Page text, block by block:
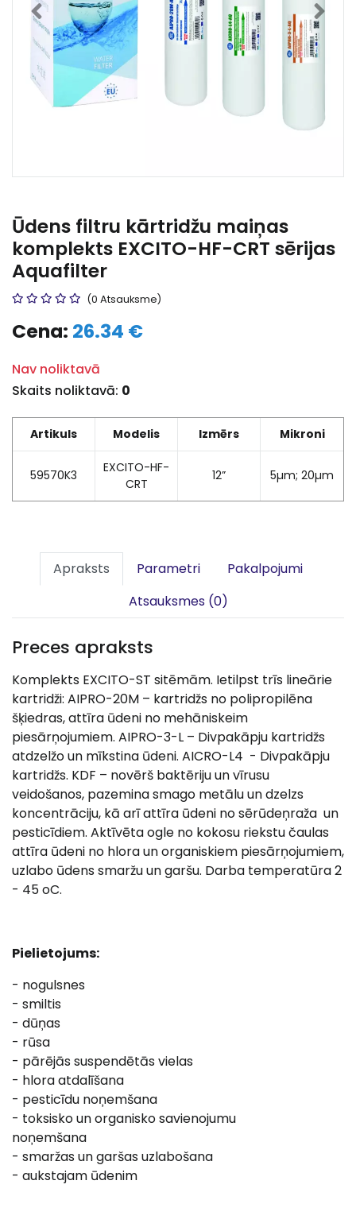
Ūdens filtru kārtridžu maiņas
komplekts EXCITO-HF-CRT sērijas
Aquafilter
(0 Atsauksme)
Cena: 26.34 €
Nav noliktavā
Skaits noliktavā: 0
Artikuls Modelis Izmērs Mikroni
59570K3
EXCITO-HF-
CRT
12” 5µm; 20µm
Apraksts Parametri
Pakalpojumi
Atsauksmes (0)
Preces apraksts
Komplekts EXCITO-ST sitēmām. Ietilpst trīs lineārie
kartridži: AIPRO-20M – kartridžs no polipropilēna
šķiedras, attīra ūdeni no mehāniskeim
piesārņojumiem. AIPRO-3-L – Divpakāpju kartridžs
atdzelžo un mīkstina ūdeni. AICRO-L4 - Divpakāpju
kartridžs. KDF – novērš baktēriju un vīrusu
veidošanos, pazemina smago metālu un dzelzs
koncentrāciju, kā arī attīra ūdeni no sērūdeņraža un
pesticīdiem. Aktīvēta ogle no kokosu riekstu čaulas
attīra ūdeni no hlora un organiskiem piesārņojumiem,
uzlabo ūdens smaržu un garšu. Darba temperatūra 2
- 45 oC.
Pielietojums:
- nogulsnes
- smiltis
- dūņas
- rūsa
- pārējās suspendētās vielas
- hlora atdalīšana
- pesticīdu noņemšana
- toksisko un organisko savienojumu
noņemšana
- smaržas un garšas uzlabošana
- aukstajam ūdenim